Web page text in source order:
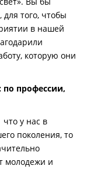
для того, чтобы
в нашей
которую они
профессии,
у нас в
поколения, то
молодежи и